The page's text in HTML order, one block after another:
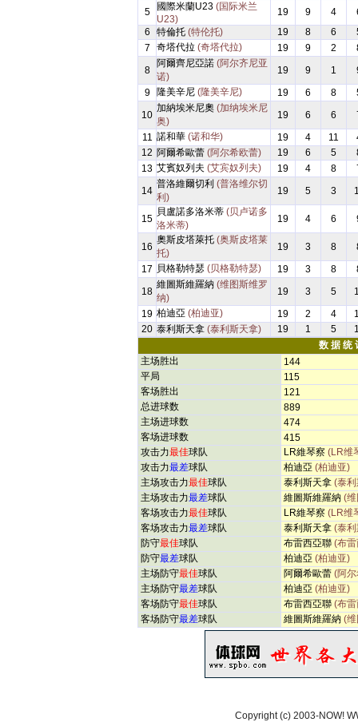
5
國際米蘭U23 (国际米兰
U23)
19 9 4
6
特倫托 (特伦托) 19 8 6
7
奇塔代拉 (奇塔代拉) 19 9 2
8
阿爾齊尼亞諾 (阿尔齐尼亚
诺)
19 9 1
9
隆美辛尼 (隆美辛尼) 19 6 8
10
加納埃米尼奧 (加纳埃米尼
奥)
19 6 6
11 諾和華 (诺和华) 19 4 11
12 阿爾希歐蕾 (阿尔希欧蕾) 19 6 5
13 艾賓奴列夫 (艾宾奴列夫) 19 4 8
14
普洛維爾切利 (普洛维尔切
利)
19 5 3
15
貝盧諾多洛米蒂 (贝卢诺多
洛米蒂)
19 4 6
16
奧斯皮塔萊托 (奥斯皮塔莱
托)
19 3 8
17 貝格勒特瑟 (贝格勒特瑟) 19 3 8
18
維圖斯維羅納 (维图斯维罗
纳)
19 3 5
19 柏迪亞 (柏迪亚) 19 2 4
20 泰利斯天拿 (泰利斯天拿) 19 1 5
数 据 统
主场胜出
144
平局
115
客场胜出
121
总进球数
889
主场进球数
474
客场进球数
415
攻击力最佳球队 LR維琴察 (LR维
攻击力最差球队 柏迪亞 (柏迪亚)
主场攻击力最佳球队 泰利斯天拿 (泰
主场攻击力最差球队 維圖斯維羅納 (
客场攻击力最佳球队 LR維琴察 (LR维
客场攻击力最差球队 泰利斯天拿 (泰
防守最佳球队 布雷西亞聯 (布
防守最差球队 柏迪亞 (柏迪亚)
主场防守最佳球队 阿爾希歐蕾 (阿
主场防守最差球队 柏迪亞 (柏迪亚)
客场防守最佳球队 布雷西亞聯 (布
客场防守最差球队 維圖斯維羅納 (
Copyright (c) 2003-NOW!